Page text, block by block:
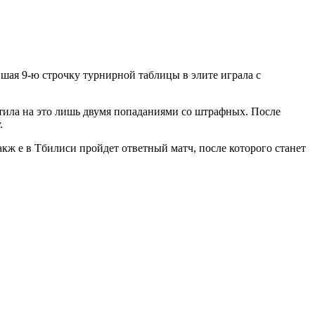
9-ю строчку турнирной таблицы в элите играла с
на это лишь двумя попаданиями со штрафных. После
е в Тбилиси пройдет ответный матч, после которого станет